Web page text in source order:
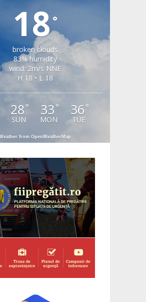
18°
broken clouds
83% humidity
wind: 2m/s NNE
H 18 • L 18
28 °
SUN
33 °
MON
36 °
TUE
from OpenWeatherMap